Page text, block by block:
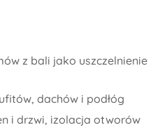
z bali jako uszczelnienie
dachów i podłóg
i drzwi, izolacja otworów